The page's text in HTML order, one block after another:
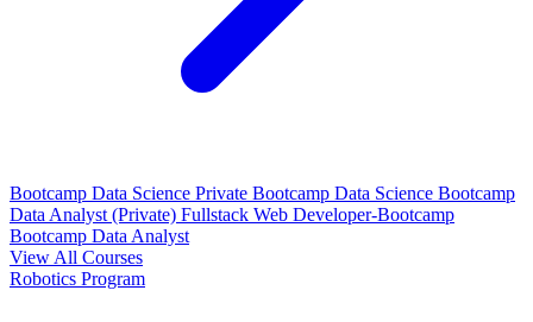
Bootcamp Data Science Private Bootcamp Data Science Bootcamp
Data Analyst (Private) Fullstack Web Developer-Bootcamp
Bootcamp Data Analyst
View All Courses
Robotics Program